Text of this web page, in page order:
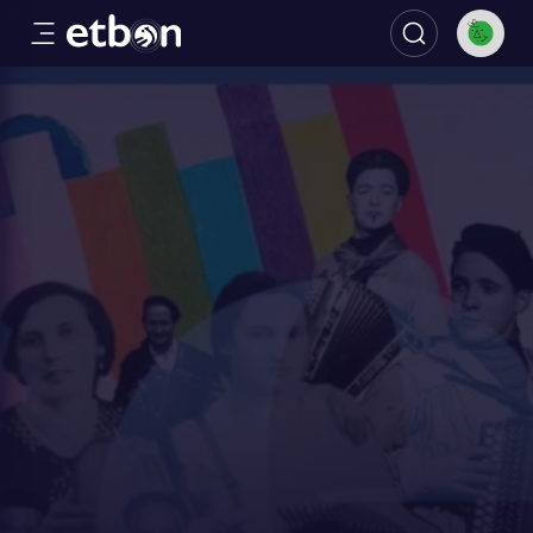
San Josetako Trikiti Jaialdiak